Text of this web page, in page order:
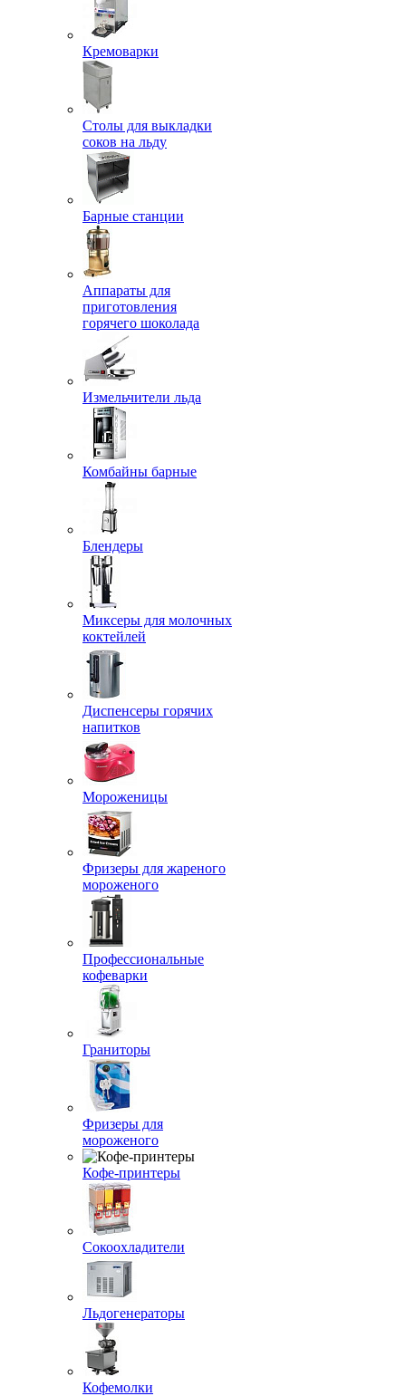
Кремоварки
Столы для выкладки
соков на льду
Барные станции
Аппараты для
приготовления
горячего шоколада
Измельчители льда
Комбайны барные
Блендеры
Миксеры для молочных
коктейлей
Диспенсеры горячих
напитков
Мороженицы
Фризеры для жареного
мороженого
Профессиональные
кофеварки
Граниторы
Фризеры для
мороженого
Кофе-принтеры
Сокоохладители
Льдогенераторы
Кофемолки